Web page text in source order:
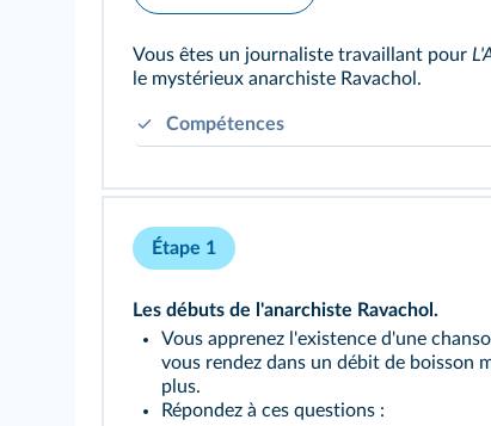
Vous êtes un journaliste travaillant pour
le mystérieux anarchiste Ravachol.
Compétences
Utiliser une approche historique pour
Étape 1
Les débuts de l'anarchiste Ravachol.
Vous apprenez l'existence d'une
vous rendez dans un débit de boisson
plus.
Répondez à ces questions :